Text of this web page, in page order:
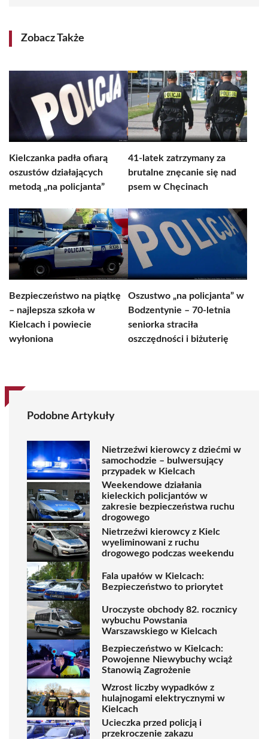
Zobacz Także
Kielczanka padła ofiarą
oszustów działających
metodą „na policjanta”
41-latek zatrzymany za
brutalne znęcanie się nad
psem w Chęcinach
Bezpieczeństwo na piątkę
– najlepsza szkoła w
Kielcach i powiecie
wyłoniona
Oszustwo „na policjanta” w
Bodzentynie – 70-letnia
seniorka straciła
oszczędności i biżuterię
Podobne Artykuły
Nietrzeźwi kierowcy z dziećmi w
samochodzie – bulwersujący
przypadek w Kielcach
Weekendowe działania
kieleckich policjantów w
zakresie bezpieczeństwa ruchu
drogowego
Nietrzeźwi kierowcy z Kielc
wyeliminowani z ruchu
drogowego podczas weekendu
Fala upałów w Kielcach:
Bezpieczeństwo to priorytet
Uroczyste obchody 82. rocznicy
wybuchu Powstania
Warszawskiego w Kielcach
Bezpieczeństwo w Kielcach:
Powojenne Niewybuchy wciąż
Stanowią Zagrożenie
Wzrost liczby wypadków z
hulajnogami elektrycznymi w
Kielcach
Ucieczka przed policją i
przekroczenie zakazu